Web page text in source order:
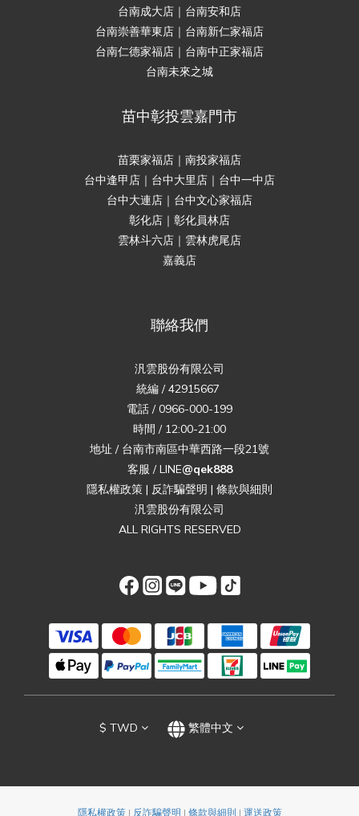
台南成大店｜台南安和店
台南崇善華東店｜台南新仁家福店
台南仁德家福店｜台南中正家福店
台南未來之城
苗中彰投雲嘉門市
苗栗家福店｜南投家福店
台中逢甲店｜台中大里店｜台中一中店
台中大連店｜台中文心家福店
彰化店｜彰化員林店
雲林斗六店｜雲林虎尾店
嘉義店
聯絡我們
汎雲股份有限公司
統編 / 42915667
電話 / 0966-000-199
時間 / 12:00-21:00
地址 / 台南市南區中華西路一段21號
客服 / LINE@qek888
隱私權政策 | 反詐騙聲明 | 條款與細則
汎雲股份有限公司
ALL RIGHTS RESERVED
$ TWD 繁體中文
隱私權政策| 反詐騙聲明 | 條款與細則 | 運送政策